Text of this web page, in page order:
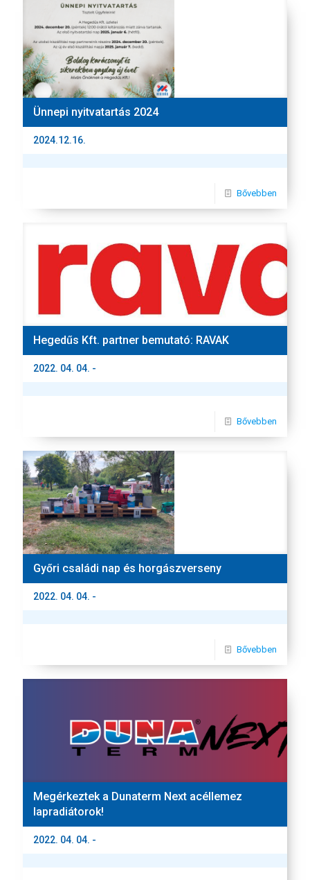
Ünnepi nyitvatartás 2024
2024.12.16.
Bővebben
Hegedűs Kft. partner bemutató: RAVAK
2022. 04. 04. -
Bővebben
Győri családi nap és horgászverseny
2022. 04. 04. -
Bővebben
Megérkeztek a Dunaterm Next acéllemez
lapradiátorok!
2022. 04. 04. -